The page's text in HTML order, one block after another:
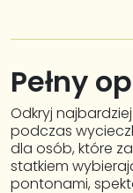
Pełny
Odkryj
podczas
dla osób, które
statkiem
pontonami,